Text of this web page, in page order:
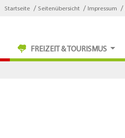
Startseite Seitenübersicht Impressum
FREIZEIT & TOURISMUS